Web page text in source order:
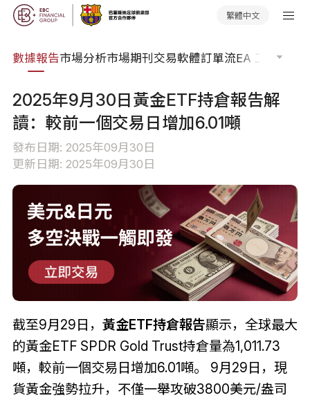
繁體中文
數據報告市場分析市場期刊交易軟體訂單流EA 工具庫
2025年9月30日黃金ETF持倉報告解
讀：較前一個交易日增加6.01噸
發布日期: 2025年09月30日
更新日期: 2025年09月30日
截至9月29日， 黃金ETF持倉報告顯示，全球最大
的黃金ETF SPDR Gold Trust持倉量為1,011.73
噸，較前一個交易日增加6.01噸。 9月29日，現
貨黃金強勢拉升，不僅一舉攻破3800美元/盎司